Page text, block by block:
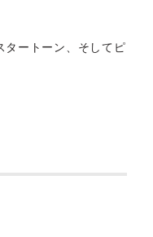
タートーン、そしてピ